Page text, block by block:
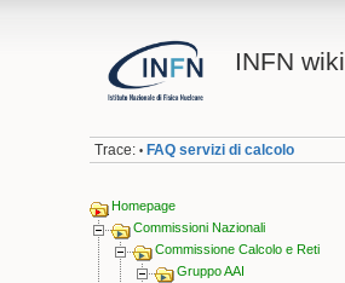
INFN wiki
Trace: • FAQ servizi di calcolo
Homepage
Commissioni Nazionali
Commissione Calcolo e Reti
Gruppo AAI